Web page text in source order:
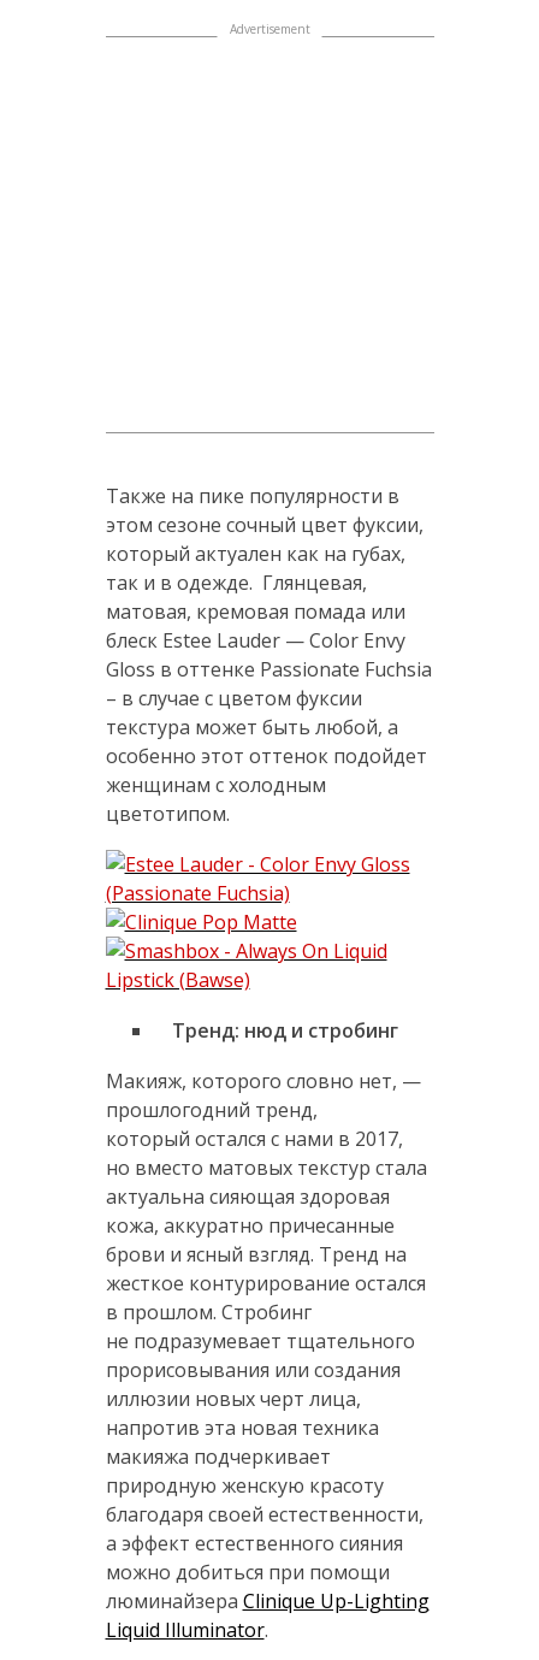
Также на пике популярности в
этом сезоне сочный цвет фуксии,
который актуален как на губах,
так и в одежде. Глянцевая,
матовая, кремовая помада или
блеск Estee Lauder — Color Envy
Gloss в оттенке Passionate Fuchsia
– в случае с цветом фуксии
текстура может быть любой, а
особенно этот оттенок подойдет
женщинам с холодным
цветотипом.
Тренд: нюд и стробинг
Макияж, которого словно нет, —
прошлогодний тренд,
который остался с нами в 2017,
но вместо матовых текстур стала
актуальна сияющая здоровая
кожа, аккуратно причесанные
брови и ясный взгляд. Тренд на
жесткое контурирование остался
в прошлом. Стробинг
не подразумевает тщательного
прорисовывания или создания
иллюзии новых черт лица,
напротив эта новая техника
макияжа подчеркивает
природную женскую красоту
благодаря своей естественности,
а эффект естественного сияния
можно добиться при помощи
люминайзера Clinique Up-Lighting
Liquid Illuminator.